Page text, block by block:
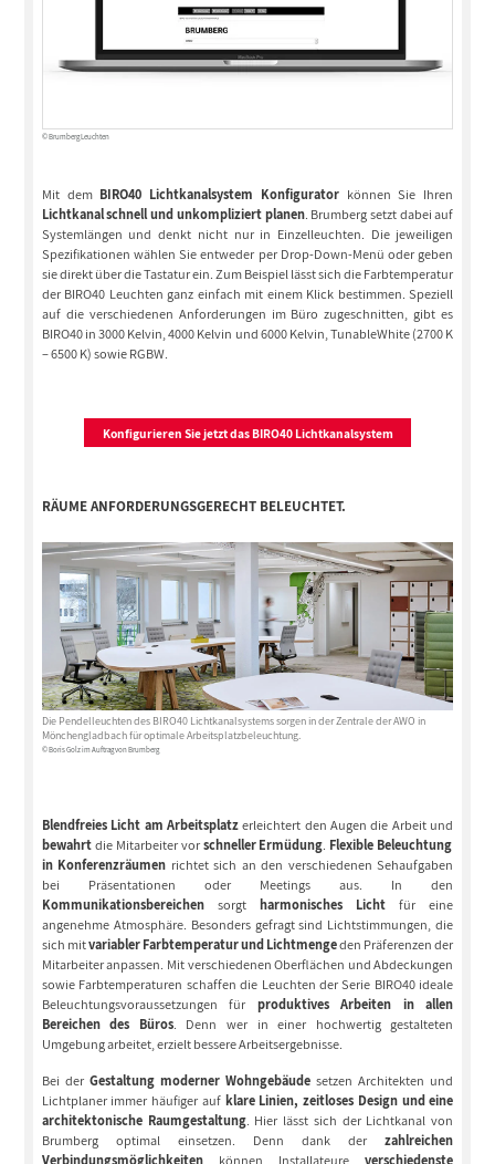
© Brumberg Leuchten
Mit dem BIRO40 Lichtkanalsystem Konfiguratorkönnen Sie Ihren
Lichtkanal schnell und unkompliziert planen. Brumberg setzt dabei auf
Systemlängen und denkt nicht nur in Einzelleuchten. Die jeweiligen
Spezifikationen wählen Sie entweder per Drop-Down-Menü oder geben
sie direkt über die Tastatur ein. Zum Beispiel lässt sich die Farbtemperatur
der BIRO40 Leuchten ganz einfach mit einem Klick bestimmen. Speziell
auf die verschiedenen Anforderungen im Büro zugeschnitten, gibt es
BIRO40 in 3000 Kelvin, 4000 Kelvin und 6000 Kelvin, TunableWhite (2700 K
– 6500 K) sowie RGBW.
Konfigurieren Sie jetzt das BIRO40 Lichtkanalsystem
RÄUME ANFORDERUNGSGERECHT BELEUCHTET.
Die Pendelleuchten des BIRO40 Lichtkanalsystems sorgen in der Zentrale der AWO in
Mönchengladbach für optimale Arbeitsplatzbeleuchtung.
© Boris Golz im Auftrag von Brumberg
Blendfreies Licht am Arbeitsplatzerleichtert den Augen die Arbeit und
bewahrtdie Mitarbeiter vorschneller Ermüdung. Flexible Beleuchtung
in Konferenzräumen richtet sich an den verschiedenen Sehaufgaben
bei Präsentationen oder Meetings aus. In den
Kommunikationsbereichensorgt harmonisches Licht für eine
angenehme Atmosphäre. Besonders gefragt sind Lichtstimmungen, die
sich mitvariabler Farbtemperatur und Lichtmengeden Präferenzen der
Mitarbeiter anpassen. Mit verschiedenen Oberflächen und Abdeckungen
sowie Farbtemperaturen schaffen die Leuchten der Serie BIRO40 ideale
Beleuchtungsvoraussetzungen für produktives Arbeiten in allen
Bereichen des Büros. Denn wer in einer hochwertig gestalteten
Umgebung arbeitet, erzielt bessere Arbeitsergebnisse.
Bei der Gestaltung moderner Wohngebäude setzen Architekten und
Lichtplaner immer häufiger auf klare Linien, zeitloses Design und eine
architektonische Raumgestaltung. Hier lässt sich der Lichtkanal von
Brumberg optimal einsetzen. Denn dank der zahlreichen